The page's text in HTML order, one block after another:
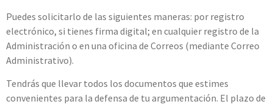
Puedes solicitarlo de las siguientes maneras: por registro
electrónico, si tienes firma digital; en cualquier registro de la
Administración o en una oficina de Correos (mediante Correo
Administrativo).
Tendrás que llevar todos los documentos que estimes
convenientes para la defensa de tu argumentación. El plazo de